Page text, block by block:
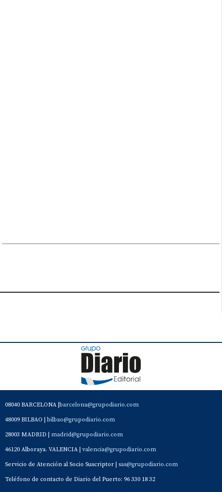
08040 BARCELONA | barcelona@grupodiario.com
48009 BILBAO | bilbao@grupodiario.com
28003 MADRID | madrid@grupodiario.com
46120 Alboraya. VALENCIA | valencia@grupodiario.com
Servicio de Atención al Socio Suscriptor | sas@grupodiario.com
Teléfono de contacto de Diario del Puerto: 96 330 18 32